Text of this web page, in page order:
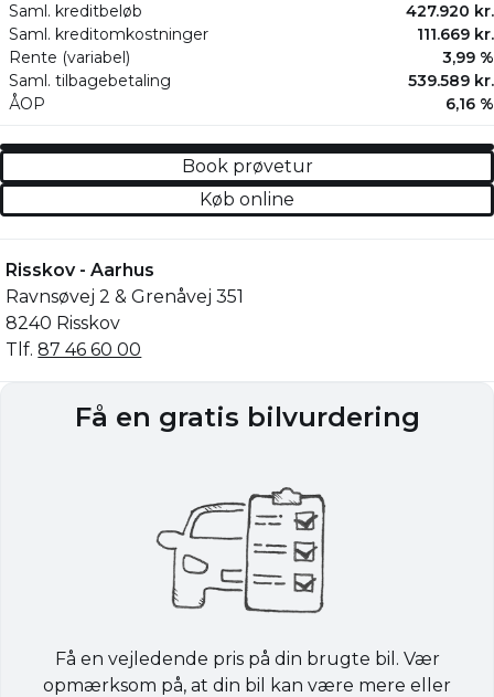
Saml. kreditbeløb
427.920 kr.
Saml. kreditomkostninger
111.669 kr.
Rente (variabel)
3,99 %
Saml. tilbagebetaling
539.589 kr.
ÅOP
6,16 %
Book prøvetur
Køb online
Risskov - Aarhus
Ravnsøvej 2 & Grenåvej 351
8240 Risskov
Tlf.87 46 60 00
Få en gratis bilvurdering
Få en vejledende pris på din brugte bil. Vær
opmærksom på, at din bil kan være mere eller